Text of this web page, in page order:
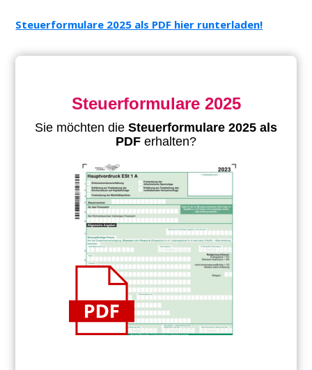
Steuerformulare 2025 als PDF hier runterladen!
Steuerformulare 2025
Sie möchten die Steuerformulare 2025 als
PDF erhalten?